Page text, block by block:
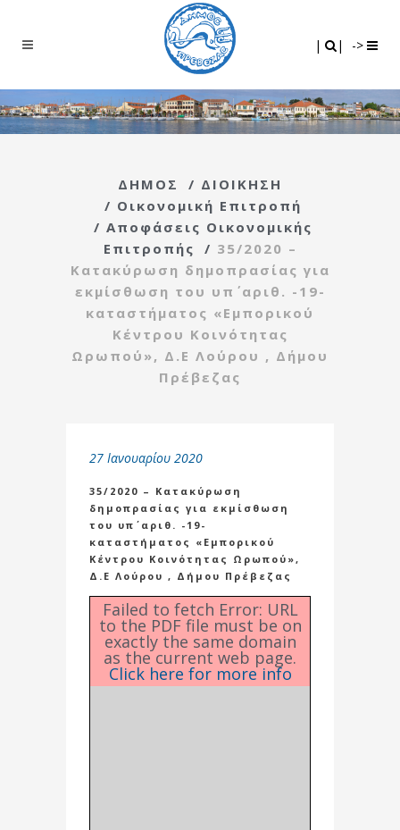
| | ->
ΔΗΜΟΣ / ΔΙΟΙΚΗΣΗ
/ Οικονομική Επιτροπή
/ Αποφάσεις Οικονομικής
Επιτροπής
/ 35/2020 –
Κατακύρωση δημοπρασίας για
εκμίσθωση του υπ΄ αριθ. -19-
καταστήματος «Εμπορικού
Κέντρου Κοινότητας
Ωρωπού», Δ.Ε Λούρου , Δήμου
Πρέβεζας
27 Ιανουαρίου 2020
35/2020 – Κατακύρωση
δημοπρασίας για εκμίσθωση
του υπ΄ αριθ. -19-
καταστήματος «Εμπορικού
Κέντρου Κοινότητας Ωρωπού»,
Δ.Ε Λούρου , Δήμου Πρέβεζας
Failed to fetch Error: URL
to the PDF file must be on
exactly the same domain
as the current web page.
Click here for more info